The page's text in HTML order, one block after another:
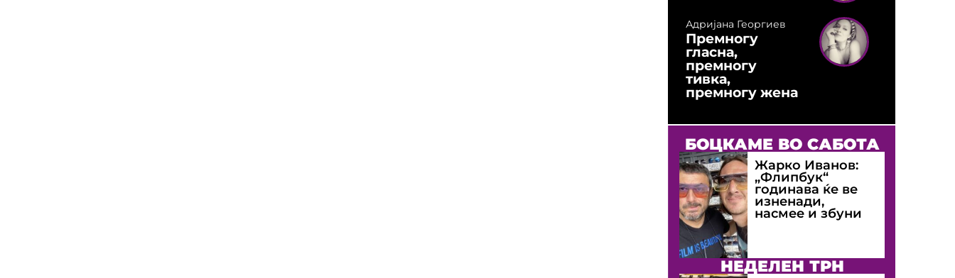
Адријана Георгиев
Премногу
гласна,
премногу
тивка,
премногу жена
БОЦКАМЕ ВО САБОТА
Жарко Иванов:
„Флипбук“
годинава ќе ве
изненади,
насмее и збуни
НЕДЕЛЕН ТРН